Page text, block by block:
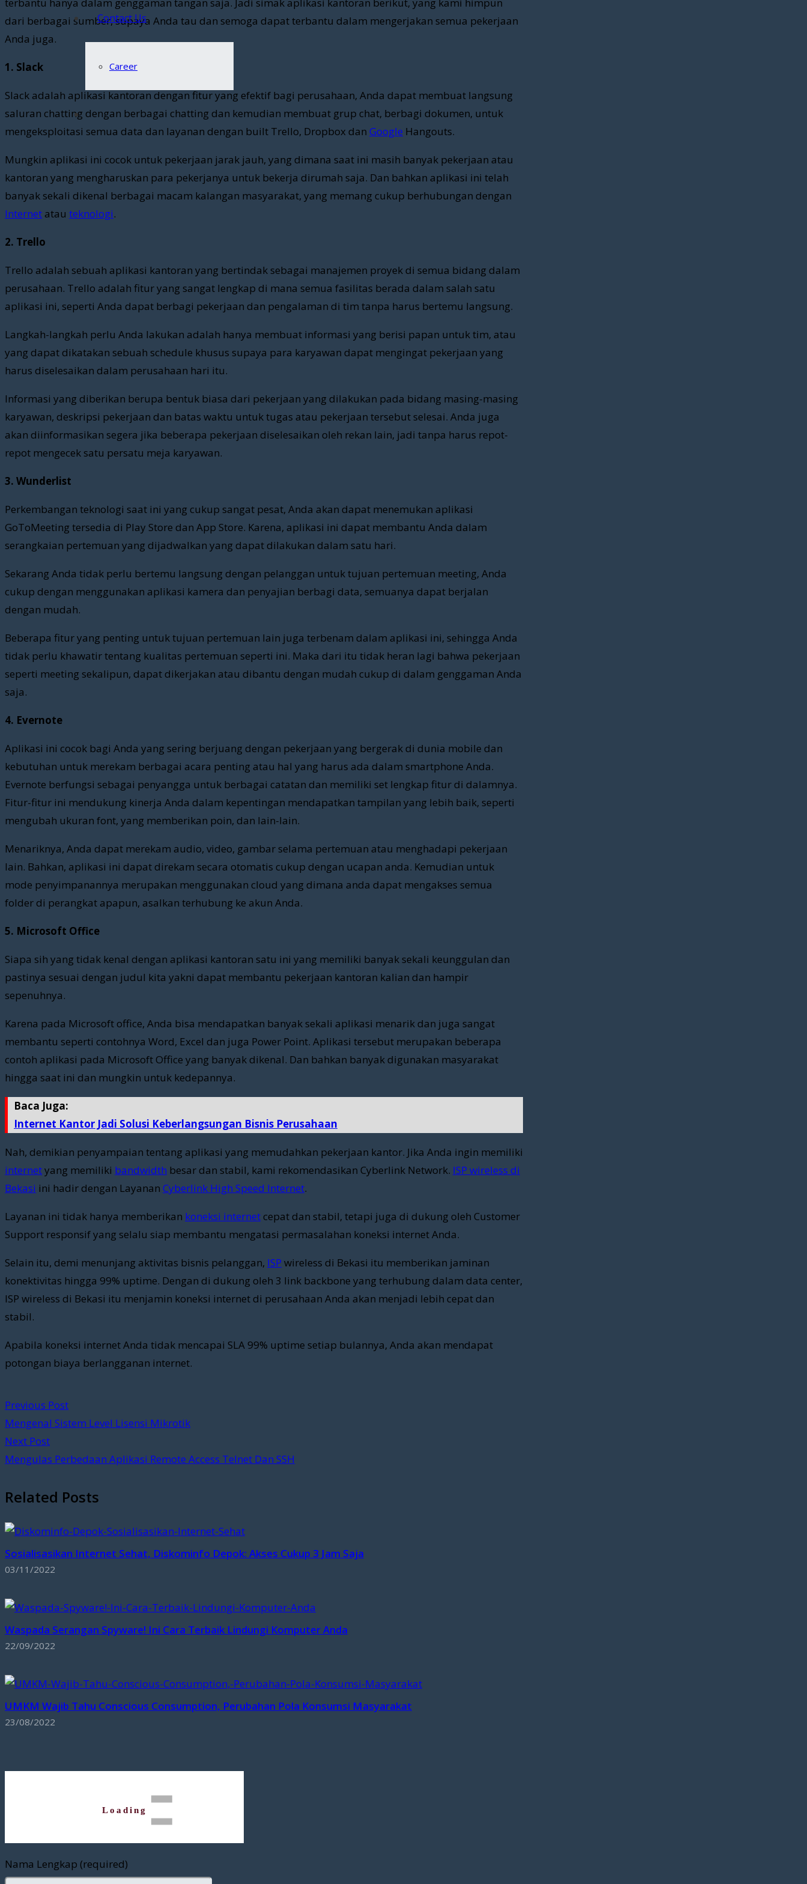
Contact Us
Career
dari berbagai sumber, supaya Anda tau dan semoga dapat terbantu dalam mengerjakan semua pekerjaan
Anda juga.
1. Slack
Slack adalah aplikasi kantoran dengan fitur yang efektif bagi perusahaan, Anda dapat membuat langsung
saluran chatting dengan berbagai chatting dan kemudian membuat grup chat, berbagi dokumen, untuk
mengeksploitasi semua data dan layanan dengan built Trello, Dropbox dan Google Hangouts.
Mungkin aplikasi ini cocok untuk pekerjaan jarak jauh, yang dimana saat ini masih banyak pekerjaan atau
kantoran yang mengharuskan para pekerjanya untuk bekerja dirumah saja. Dan bahkan aplikasi ini telah
banyak sekali dikenal berbagai macam kalangan masyarakat, yang memang cukup berhubungan dengan
Internet atau teknologi.
2. Trello
Trello adalah sebuah aplikasi kantoran yang bertindak sebagai manajemen proyek di semua bidang dalam
perusahaan. Trello adalah fitur yang sangat lengkap di mana semua fasilitas berada dalam salah satu
aplikasi ini, seperti Anda dapat berbagi pekerjaan dan pengalaman di tim tanpa harus bertemu langsung.
Langkah-langkah perlu Anda lakukan adalah hanya membuat informasi yang berisi papan untuk tim, atau
yang dapat dikatakan sebuah schedule khusus supaya para karyawan dapat mengingat pekerjaan yang
harus diselesaikan dalam perusahaan hari itu.
Informasi yang diberikan berupa bentuk biasa dari pekerjaan yang dilakukan pada bidang masing-masing
karyawan, deskripsi pekerjaan dan batas waktu untuk tugas atau pekerjaan tersebut selesai. Anda juga
akan diinformasikan segera jika beberapa pekerjaan diselesaikan oleh rekan lain, jadi tanpa harus repot-
repot mengecek satu persatu meja karyawan.
3. Wunderlist
Perkembangan teknologi saat ini yang cukup sangat pesat, Anda akan dapat menemukan aplikasi
GoToMeeting tersedia di Play Store dan App Store. Karena, aplikasi ini dapat membantu Anda dalam
serangkaian pertemuan yang dijadwalkan yang dapat dilakukan dalam satu hari.
Sekarang Anda tidak perlu bertemu langsung dengan pelanggan untuk tujuan pertemuan meeting, Anda
cukup dengan menggunakan aplikasi kamera dan penyajian berbagi data, semuanya dapat berjalan
dengan mudah.
Beberapa fitur yang penting untuk tujuan pertemuan lain juga terbenam dalam aplikasi ini, sehingga Anda
tidak perlu khawatir tentang kualitas pertemuan seperti ini. Maka dari itu tidak heran lagi bahwa pekerjaan
seperti meeting sekalipun, dapat dikerjakan atau dibantu dengan mudah cukup di dalam genggaman Anda
saja.
4. Evernote
Aplikasi ini cocok bagi Anda yang sering berjuang dengan pekerjaan yang bergerak di dunia mobile dan
kebutuhan untuk merekam berbagai acara penting atau hal yang harus ada dalam smartphone Anda.
Evernote berfungsi sebagai penyangga untuk berbagai catatan dan memiliki set lengkap fitur di dalamnya.
Fitur-fitur ini mendukung kinerja Anda dalam kepentingan mendapatkan tampilan yang lebih baik, seperti
mengubah ukuran font, yang memberikan poin, dan lain-lain.
Menariknya, Anda dapat merekam audio, video, gambar selama pertemuan atau menghadapi pekerjaan
lain. Bahkan, aplikasi ini dapat direkam secara otomatis cukup dengan ucapan anda. Kemudian untuk
mode penyimpanannya merupakan menggunakan cloud yang dimana anda dapat mengakses semua
folder di perangkat apapun, asalkan terhubung ke akun Anda.
5. Microsoft Office
Siapa sih yang tidak kenal dengan aplikasi kantoran satu ini yang memiliki banyak sekali keunggulan dan
pastinya sesuai dengan judul kita yakni dapat membantu pekerjaan kantoran kalian dan hampir
sepenuhnya.
Karena pada Microsoft office, Anda bisa mendapatkan banyak sekali aplikasi menarik dan juga sangat
membantu seperti contohnya Word, Excel dan juga Power Point. Aplikasi tersebut merupakan beberapa
contoh aplikasi pada Microsoft Office yang banyak dikenal. Dan bahkan banyak digunakan masyarakat
hingga saat ini dan mungkin untuk kedepannya.
Baca Juga:
Internet Kantor Jadi Solusi Keberlangsungan Bisnis Perusahaan
Nah, demikian penyampaian tentang aplikasi yang memudahkan pekerjaan kantor. Jika Anda ingin memiliki
internetyang memiliki bandwidth besar dan stabil, kami rekomendasikan Cyberlink Network. ISP wireless di
Bekasi ini hadir dengan Layanan Cyberlink High Speed Internet.
Layanan ini tidak hanya memberikan koneksi internet cepat dan stabil, tetapi juga di dukung oleh Customer
Support responsif yang selalu siap membantu mengatasi permasalahan koneksi internet Anda.
Selain itu, demi menunjang aktivitas bisnis pelanggan, ISP wireless di Bekasi itu memberikan jaminan
konektivitas hingga 99% uptime. Dengan di dukung oleh 3 link backbone yang terhubung dalam data center,
ISP wireless di Bekasi itu menjamin koneksi internet di perusahaan Anda akan menjadi lebih cepat dan
stabil.
Apabila koneksi internet Anda tidak mencapai SLA 99% uptime setiap bulannya, Anda akan mendapat
potongan biaya berlangganan internet.
Previous Post
Mengenal Sistem Level Lisensi Mikrotik
Next Post
Mengulas Perbedaan Aplikasi Remote Access Telnet Dan SSH
Related Posts
Sosialisasikan Internet Sehat, Diskominfo Depok: Akses Cukup 3 Jam Saja
03/11/2022
Waspada Serangan Spyware! Ini Cara Terbaik Lindungi Komputer Anda
22/09/2022
UMKM Wajib Tahu Conscious Consumption, Perubahan Pola Konsumsi Masyarakat
23/08/2022
Loading
Nama Lengkap (required)